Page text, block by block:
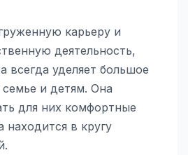
карьеру и
деятельность,
всегда уделяет большое
и детям. Она
для них комфортные
находится в кругу